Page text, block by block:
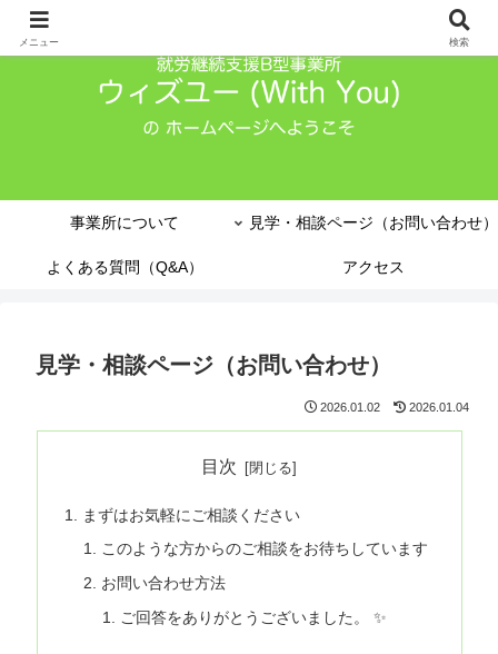
事業所について 見学・相談ページ（お問い合わせ）
よくある質問（Q&A） アクセス
見学・相談ページ（お問い合わせ）
2026.01.02 2026.01.04
目次
まずはお気軽にご相談ください
このような方からのご相談をお待ちしています
お問い合わせ方法
ご回答をありがとうございました。 ✨
メニュー 検索